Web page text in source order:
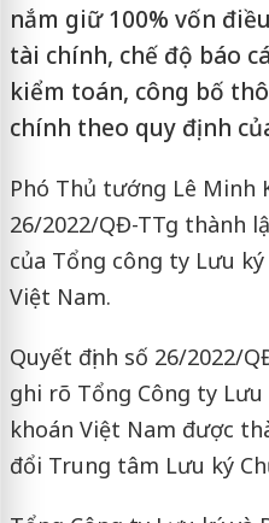
nắm giữ 100% vốn
tài chính, chế độ báo
kiểm toán, công bố
chính theo quy định
Phó Thủ tướng Lê Minh
26/2022/QĐ-TTg thành
của Tổng công ty Lưu
Việt Nam.
Quyết định số 26/2022/
ghi rõ Tổng Công ty
khoán Việt Nam được
đổi Trung tâm Lưu ký